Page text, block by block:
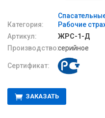
Категория:
Рабочие
Артикул:
ЖРС-1-Д
Производство:серийное
Сертификат:
ЗАКАЗАТЬ